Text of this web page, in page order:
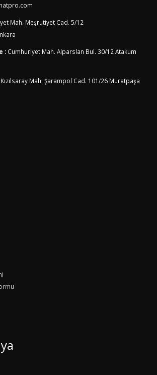
Mah. Meşrutiyet Cad. 5/12
: Cumhuriyet Mah. Alparslan Bul. 30/12 Atakum
Kızılsaray Mah. Şarampol Cad. 101/26 Muratpaşa